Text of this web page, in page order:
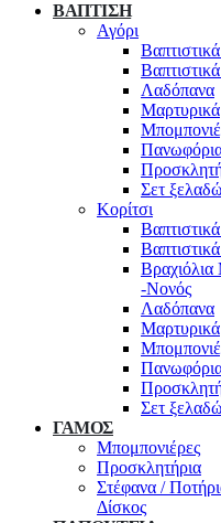
ΒΑΠΤΙΣΗ
Αγόρι
Λαδόπανα
Μαρτυρικά
Σετ
Κορίτσι
-Νονός
Λαδόπανα
Μαρτυρικά
Σετ
ΓΑΜΟΣ
Μπομπονιέρες
Προσκλητήρια
Στέφανα /
Δίσκος